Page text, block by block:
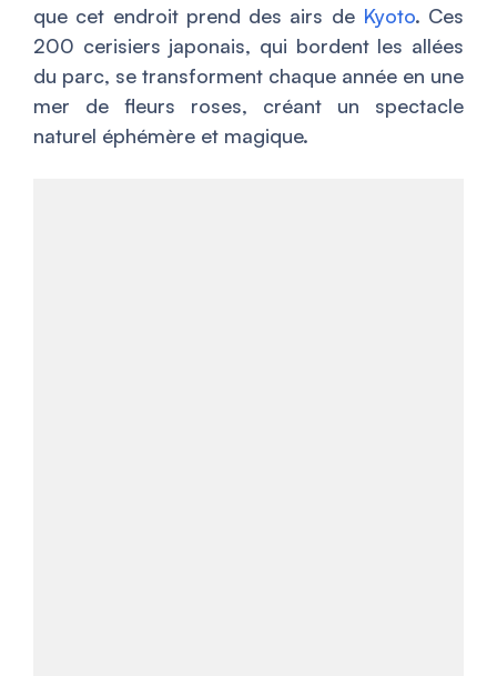
que cet endroit prend des airs de Kyoto. Ces
200 cerisiers japonais, qui bordent les allées
du parc, se transforment chaque année en une
mer de fleurs roses, créant un spectacle
naturel éphémère et magique.